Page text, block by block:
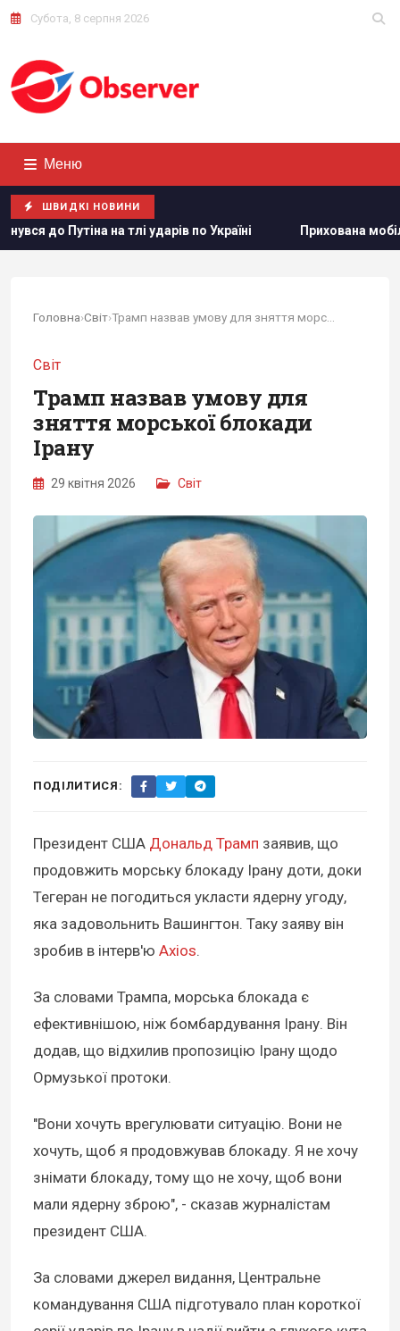
Субота, 8 серпня 2026
Меню
ШВИДКІ НОВИНИ
ударів по Україні Прихована мобілізація й
Головна›Світ›
Світ
Трамп назвав умову для
зняття морської блокади
Ірану
29 квітня 2026 Світ
ПОДІЛИТИСЯ:
Президент США Дональд Трамп заявив, що
продовжить морську блокаду Ірану доти, доки
Тегеран не погодиться укласти ядерну угоду,
яка задовольнить Вашингтон. Таку заяву він
зробив в інтерв'ю Axios.
За словами Трампа, морська блокада є
ефективнішою, ніж бомбардування Ірану. Він
додав, що відхилив пропозицію Ірану щодо
Ормузької протоки.
"Вони хочуть врегулювати ситуацію. Вони не
хочуть, щоб я продовжував блокаду. Я не хочу
знімати блокаду, тому що не хочу, щоб вони
мали ядерну зброю", - сказав журналістам
президент США.
За словами джерел видання, Центральне
командування США підготувало план короткої